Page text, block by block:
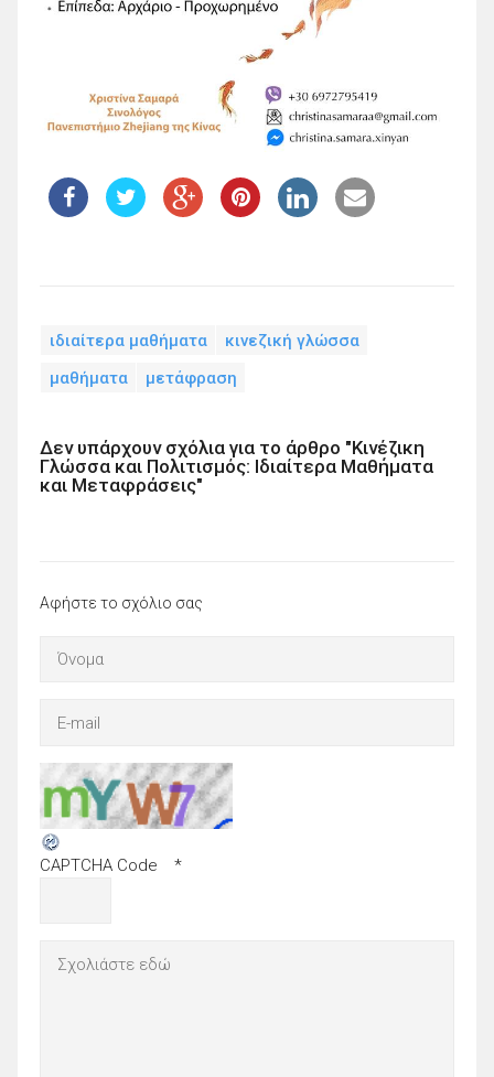
ιδιαίτερα μαθήματα
κινεζική γλώσσα
μαθήματα
μετάφραση
Δεν υπάρχουν σχόλια για το άρθρο "Κινέζικη
Γλώσσα και Πολιτισμός: Ιδιαίτερα Μαθήματα
και Μεταφράσεις"
Αφήστε το σχόλιο σας
CAPTCHA Code *